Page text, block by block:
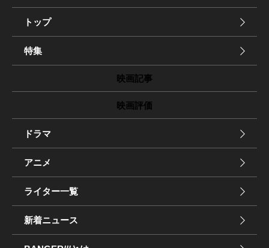
トップ
特集
映画記事
映画評価
ドラマ
アニメ
ライター一覧
新着ニュース